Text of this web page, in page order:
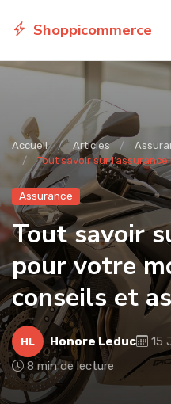
Shoppicommerce
Accueil Articles
Tout savoir sur
Assurance
Tout savoir
pour votre
conseils et
HL Honore Leduc
15
8 min de lecture